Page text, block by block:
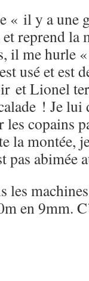
« il y a une
reprend la
il me hurle
usé et est
et Lionel
! Je
les copains
la montée,
pas abimée
les
en 9mm.